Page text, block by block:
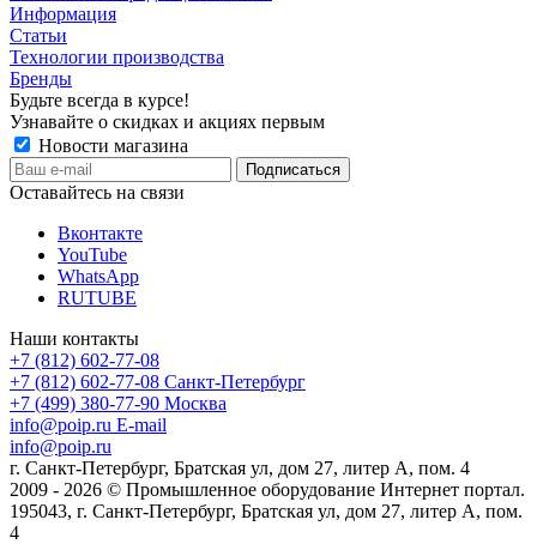
Информация
Статьи
Технологии производства
Бренды
Будьте всегда в курсе!
Узнавайте о скидках и акциях первым
Новости магазина
Оставайтесь на связи
Вконтакте
YouTube
WhatsApp
RUTUBE
Наши контакты
+7 (812) 602-77-08
+7 (812) 602-77-08 Санкт-Петербург
+7 (499) 380-77-90 Москва
info@poip.ru E-mail
info@poip.ru
г. Санкт-Петербург, Братская ул, дом 27, литер А, пом. 4
2009 - 2026 © Промышленное оборудование Интернет портал.
195043, г. Санкт-Петербург, Братская ул, дом 27, литер А, пом.
4